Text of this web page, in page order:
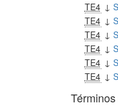
TE4 ↓
TE4 ↓
TE4 ↓
TE4 ↓
TE4 ↓
TE4 ↓